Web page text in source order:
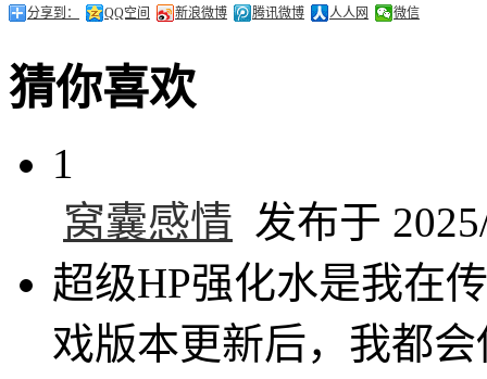
分享到： QQ空间 新浪微博 腾讯微博 人人网 微信
猜你喜欢
1
窝囊感情 发布于
超级HP强化水是我在
戏版本更新后，我都